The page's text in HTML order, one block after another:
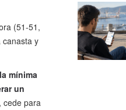
(51-51,
canasta y
mínima
un
cede para